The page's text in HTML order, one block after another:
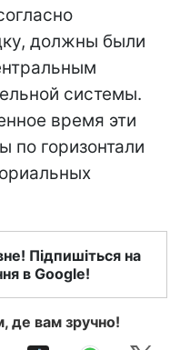
должны были
системы.
время эти
по горизонтали
Підпишіться на
в Google!
де вам зручно!